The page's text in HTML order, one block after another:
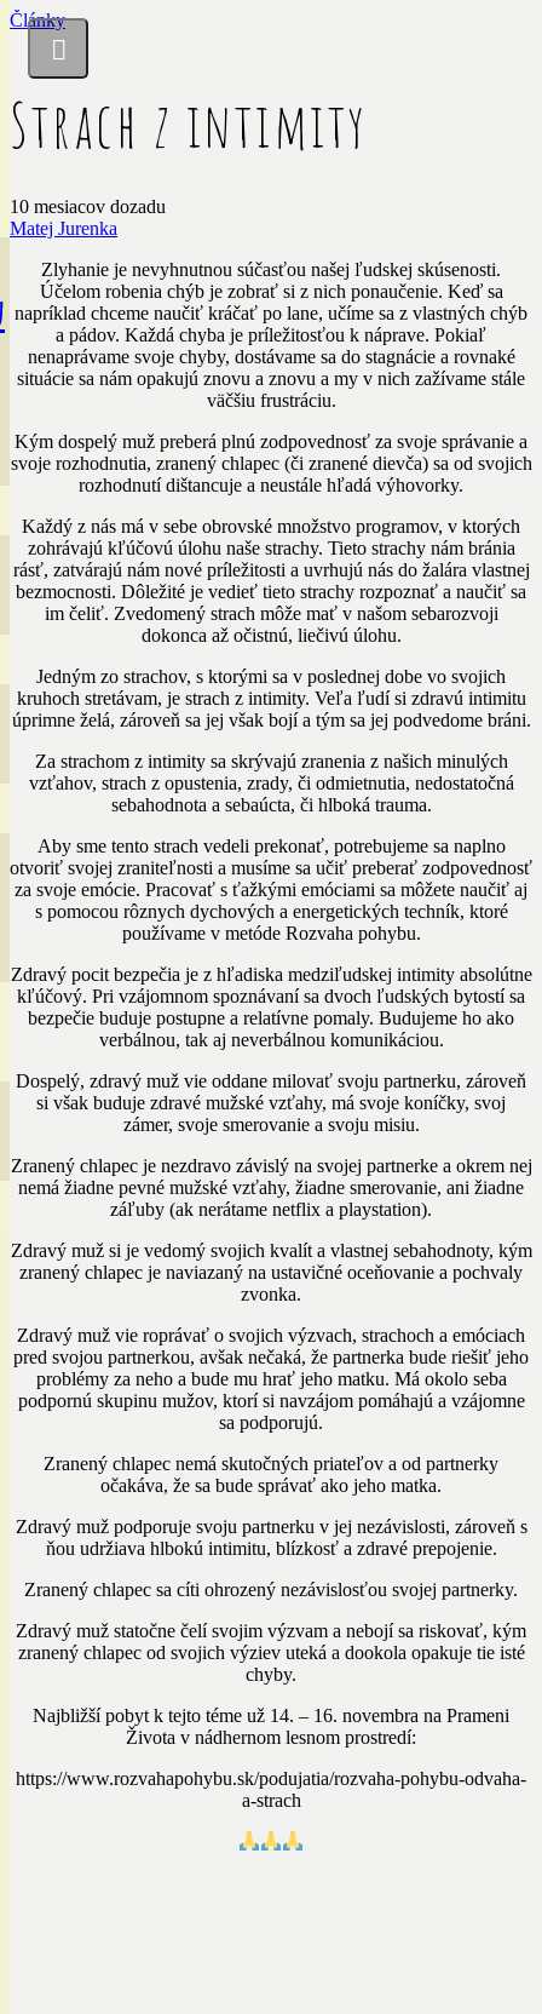
Články
Strach z intimity
10 mesiacov dozadu
Matej Jurenka
Zlyhanie je nevyhnutnou súčasťou našej ľudskej skúsenosti.
Účelom robenia chýb je zobrať si z nich ponaučenie. Keď sa
napríklad chceme naučiť kráčať po lane, učíme sa z vlastných chýb
a pádov. Každá chyba je príležitosťou k náprave. Pokiaľ
nenaprávame svoje chyby, dostávame sa do stagnácie a rovnaké
situácie sa nám opakujú znovu a znovu a my v nich zažívame stále
väčšiu frustráciu.
Kým dospelý muž preberá plnú zodpovednosť za svoje správanie a
svoje rozhodnutia, zranený chlapec (či zranené dievča) sa od svojich
rozhodnutí dištancuje a neustále hľadá výhovorky.
Každý z nás má v sebe obrovské množstvo programov, v ktorých
zohrávajú kľúčovú úlohu naše strachy. Tieto strachy nám bránia
rásť, zatvárajú nám nové príležitosti a uvrhujú nás do žalára vlastnej
bezmocnosti. Dôležité je vedieť tieto strachy rozpoznať a naučiť sa
im čeliť. Zvedomený strach môže mať v našom sebarozvoji
dokonca až očistnú, liečivú úlohu.
Jedným zo strachov, s ktorými sa v poslednej dobe vo svojich
kruhoch stretávam, je strach z intimity. Veľa ľudí si zdravú intimitu
úprimne želá, zároveň sa jej však bojí a tým sa jej podvedome bráni.
Za strachom z intimity sa skrývajú zranenia z našich minulých
vzťahov, strach z opustenia, zrady, či odmietnutia, nedostatočná
sebahodnota a sebaúcta, či hlboká trauma.
Aby sme tento strach vedeli prekonať, potrebujeme sa naplno
otvoriť svojej zraniteľnosti a musíme sa učiť preberať zodpovednosť
za svoje emócie. Pracovať s ťažkými emóciami sa môžete naučiť aj
s pomocou rôznych dychových a energetických techník, ktoré
používame v metóde Rozvaha pohybu.
Zdravý pocit bezpečia je z hľadiska medziľudskej intimity absolútne
kľúčový. Pri vzájomnom spoznávaní sa dvoch ľudských bytostí sa
bezpečie buduje postupne a relatívne pomaly. Budujeme ho ako
verbálnou, tak aj neverbálnou komunikáciou.
Dospelý, zdravý muž vie oddane milovať svoju partnerku, zároveň
si však buduje zdravé mužské vzťahy, má svoje koníčky, svoj
zámer, svoje smerovanie a svoju misiu.
Zranený chlapec je nezdravo závislý na svojej partnerke a okrem nej
nemá žiadne pevné mužské vzťahy, žiadne smerovanie, ani žiadne
záľuby (ak nerátame netflix a playstation).
Zdravý muž si je vedomý svojich kvalít a vlastnej sebahodnoty, kým
zranený chlapec je naviazaný na ustavičné oceňovanie a pochvaly
zvonka.
Zdravý muž vie roprávať o svojich výzvach, strachoch a emóciach
pred svojou partnerkou, avšak nečaká, že partnerka bude riešiť jeho
problémy za neho a bude mu hrať jeho matku. Má okolo seba
podpornú skupinu mužov, ktorí si navzájom pomáhajú a vzájomne
sa podporujú.
Zranený chlapec nemá skutočných priateľov a od partnerky
očakáva, že sa bude správať ako jeho matka.
Zdravý muž podporuje svoju partnerku v jej nezávislosti, zároveň s
ňou udržiava hlbokú intimitu, blízkosť a zdravé prepojenie.
Zranený chlapec sa cíti ohrozený nezávislosťou svojej partnerky.
Zdravý muž statočne čelí svojim výzvam a nebojí sa riskovať, kým
zranený chlapec od svojich výziev uteká a dookola opakuje tie isté
chyby.
Najbližší pobyt k tejto téme už 14. – 16. novembra na Prameni
Života v nádhernom lesnom prostredí:
https://www.rozvahapohybu.sk/podujatia/rozvaha-pohybu-odvaha-
a-strach